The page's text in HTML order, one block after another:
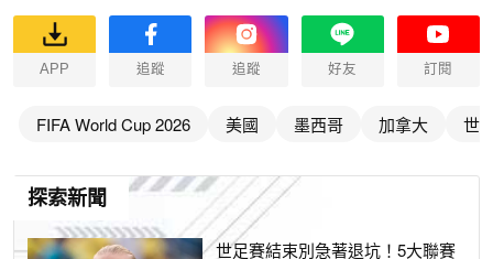
APP 追蹤 追蹤 好友 訂閱
FIFA World Cup 2026 美國 墨西哥 加拿大 世
探索新聞
世足賽結束別急著退坑！5大聯賽